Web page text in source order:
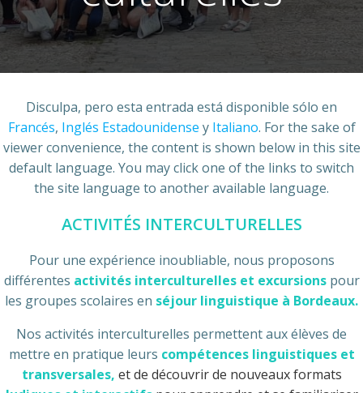
Disculpa, pero esta entrada está disponible sólo en
Francés, Inglés Estadounidense y Italiano. For the sake of
viewer convenience, the content is shown below in this site
default language. You may click one of the links to switch
the site language to another available language.
ACTIVITÉS INTERCULTURELLES
Pour une expérience inoubliable, nous proposons
différentes activités interculturelles et excursions pour
les groupes scolaires en séjour linguistique à Bordeaux.
Nos activités interculturelles permettent aux élèves de
mettre en pratique leurs compétences linguistiques et
transversales, et de découvrir de nouveaux formats